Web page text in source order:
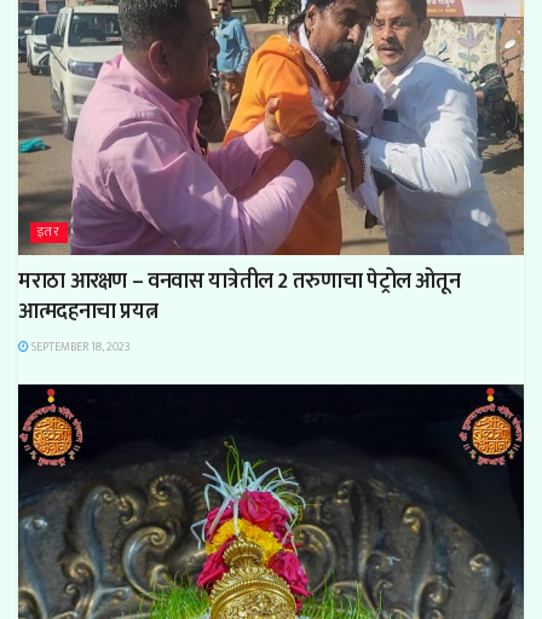
इतर
मराठा आरक्षण – वनवास यात्रेतील 2 तरुणाचा पेट्रोल ओतून
आत्मदहनाचा प्रयत्न
SEPTEMBER 18, 2023